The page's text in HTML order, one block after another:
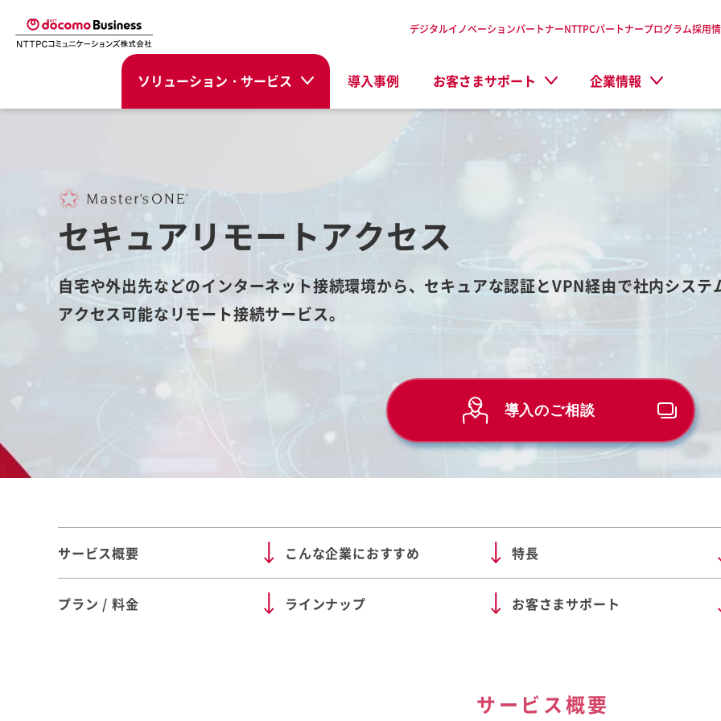
ソリューション・サービス 導入事例 お客さまサポート 企業情報
デジタルイノベーションパートナーNTTPCパートナープログラム採用
セキュアリモートアクセス
自宅や外出先などのインターネット接続環境から、セキュアな認証とVPN経由で社内システ
アクセス可能なリモート接続サービス。
導入のご相談
サービス概要 こんな企業におすすめ 特長
プラン / 料金 ラインナップ お客さまサポート
サービス概要